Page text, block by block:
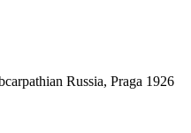
Russia, Praga 1926